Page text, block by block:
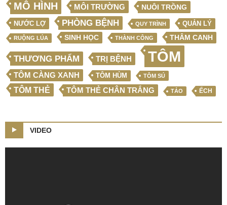
MÔ HÌNH MÔI TRƯỜNG NUÔI TRỒNG
NƯỚC LỢ PHÒNG BỆNH QUY TRÌNH QUẢN LÝ
RUỘNG LÚA SINH HỌC THÀNH CÔNG THÂM CANH
THƯƠNG PHẨM TRỊ BỆNH TÔM
TÔM CÀNG XANH TÔM HÙM TÔM SÚ
TÔM THẺ TÔM THẺ CHÂN TRẮNG TẢO ẾCH
VIDEO